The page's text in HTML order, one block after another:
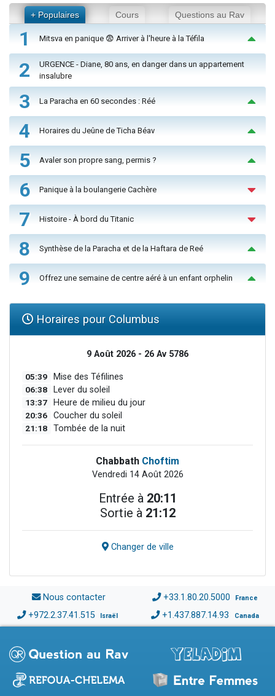
+ Populaires Cours Questions au Rav
1 Mitsva en panique 😨 Arriver à l'heure à la Téfila
2
URGENCE - Diane, 80 ans, en danger dans un appartement
insalubre
3 La Paracha en 60 secondes : Réé
4 Horaires du Jeûne de Ticha Béav
5 Avaler son propre sang, permis ?
6 Panique à la boulangerie Cachère
7 Histoire - À bord du Titanic
8 Synthèse de la Paracha et de la Haftara de Reé
9 Offrez une semaine de centre aéré à un enfant orphelin
Horaires pour Columbus
9 Août 2026 - 26 Av 5786
05:39 Mise des Téfilines
06:38 Lever du soleil
13:37 Heure de milieu du jour
20:36 Coucher du soleil
21:18 Tombée de la nuit
Chabbath Choftim
Vendredi 14 Août 2026
Entrée à 20:11
Sortie à 21:12
Changer de ville
Nous contacter +33.1.80.20.5000 France
+972.2.37.41.515 Israël +1.437.887.14.93 Canada